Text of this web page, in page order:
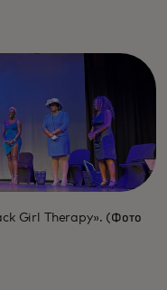
Girl Therapy». (Фото